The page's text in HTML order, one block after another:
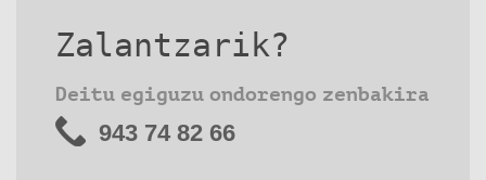
Zalantzarik?
Deitu egiguzu ondorengo zenbakira
943 74 82 66